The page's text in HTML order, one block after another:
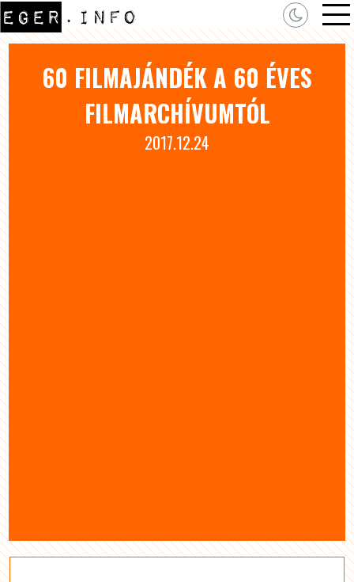
60 FILMAJÁNDÉK A 60 ÉVES
FILMARCHÍVUMTÓL
2017.12.24